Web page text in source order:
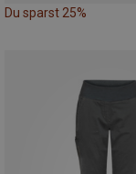
Du sparst 25%